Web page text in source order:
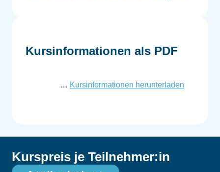
Kursinformationen als PDF
… Kursinformationen herunterladen
Kurspreis je Teilnehmer:in